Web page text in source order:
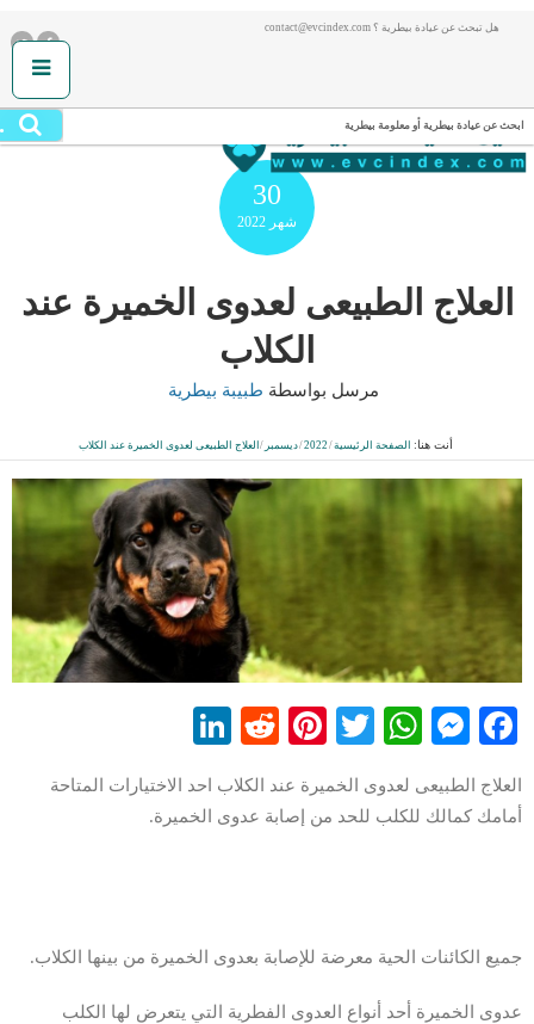
هل تبحث عن عيادة بيطرية ؟ contact@evcindex.com
ابحث عن عيادة بيطرية أو معلومة بيطرية
30
شهر 2022
العلاج الطبيعى لعدوى الخميرة عند
الكلاب
مرسل بواسطة طبيبة بيطرية
أنت هنا: الصفحة الرئيسية/
2022
/ديسمبر /العلاج الطبيعى لعدوى الخميرة عند الكلاب
Facebook
Messenger
WhatsApp
Twitter
Pinterest
Reddit
العلاج الطبيعى لعدوى الخميرة عند الكلاب احد الاختيارات المتاحة
أمامك كمالك للكلب للحد من إصابة عدوى الخميرة.
جميع الكائنات الحية معرضة للإصابة بعدوى الخميرة من بينها الكلاب.
عدوى الخميرة أحد أنواع العدوى الفطرية التي يتعرض لها الكلب